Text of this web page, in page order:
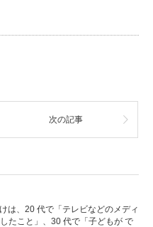
次の記事
は、20 代で「テレビなどのメディ
たこと」、30 代で「子どもが で